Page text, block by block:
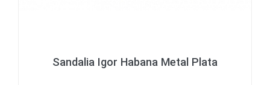
Sandalia Igor Habana Metal Plata